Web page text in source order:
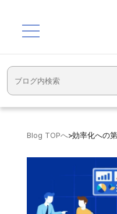
Blog TOPへ >